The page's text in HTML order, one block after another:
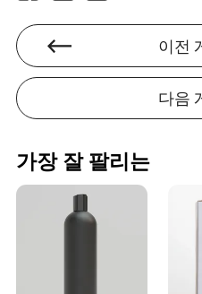
이전
다음
가장 잘 팔리는